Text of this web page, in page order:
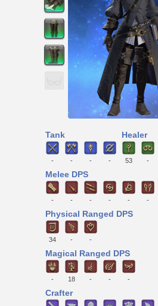
Tank
- - - -
Healer
53 -
Melee DPS
- - - - - -
Physical Ranged DPS
34 - -
Magical Ranged DPS
- 18 - - -
Crafter